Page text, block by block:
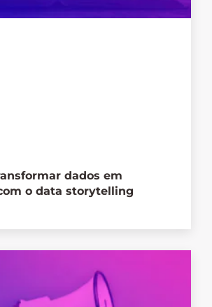
dados em
o data storytelling